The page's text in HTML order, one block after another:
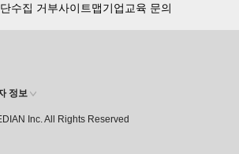
수집 거부사이트맵기업교육 문의
정보
Inc. All Rights Reserved